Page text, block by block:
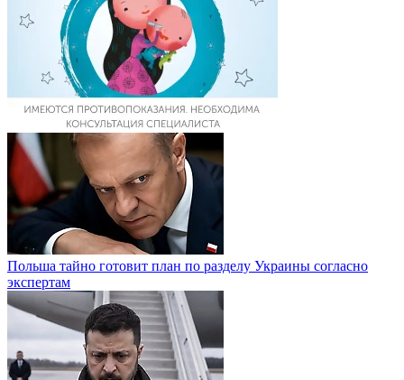
Польша тайно готовит план по разделу Украины согласно
экспертам